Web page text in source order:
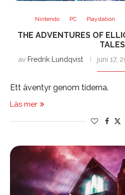
Nintendo PC Playstation
THE ADVENTURES OF
TALES
av Fredrik Lundqvist juni 17,
Ett äventyr genom tiderna.
Läs mer